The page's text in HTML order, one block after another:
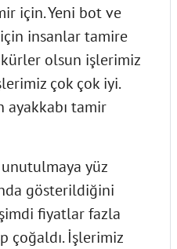
için. Yeni bot ve
insanlar tamire
olsun işlerimiz
çok çok iyi.
ayakkabı tamir
yüz
gösterildiğini
fiyatlar fazla
çoğaldı. İşlerimiz